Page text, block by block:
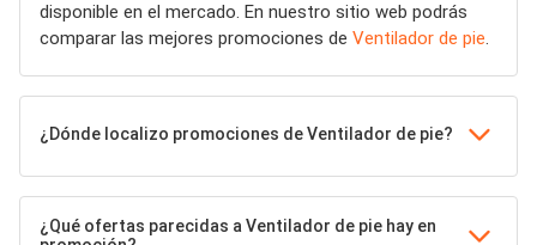
disponible en el mercado. En nuestro sitio web podrás
comparar las mejores promociones de Ventilador de pie.
¿Dónde localizo promociones de Ventilador de pie?
¿Qué ofertas parecidas a Ventilador de pie hay en